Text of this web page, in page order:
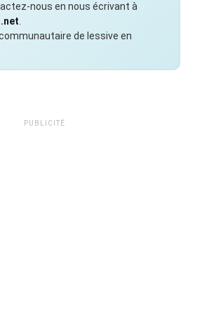
nous en nous écrivant à
de lessive en
PUBLICITÉ